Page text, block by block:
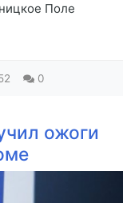
Поле
0
ожоги